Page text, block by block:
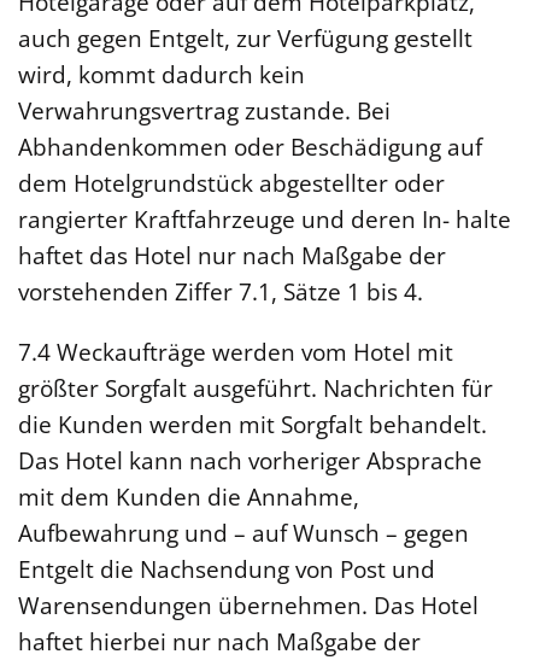
auch gegen Entgelt, zur Verfügung gestellt
wird, kommt dadurch kein
Verwahrungsvertrag zustande. Bei
Abhandenkommen oder Beschädigung auf
dem Hotelgrundstück abgestellter oder
rangierter Kraftfahrzeuge und deren In- halte
haftet das Hotel nur nach Maßgabe der
vorstehenden Ziffer 7.1, Sätze 1 bis 4.
7.4 Weckaufträge werden vom Hotel mit
größter Sorgfalt ausgeführt. Nachrichten für
die Kunden werden mit Sorgfalt behandelt.
Das Hotel kann nach vorheriger Absprache
mit dem Kunden die Annahme,
Aufbewahrung und – auf Wunsch – gegen
Entgelt die Nachsendung von Post und
Warensendungen übernehmen. Das Hotel
haftet hierbei nur nach Maßgabe der